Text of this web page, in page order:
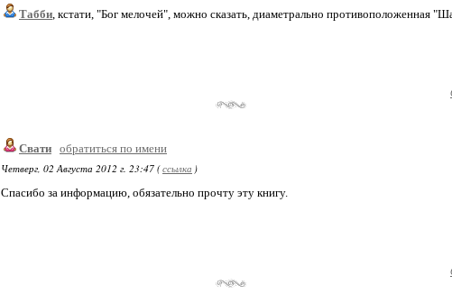
Табби, кстати, "Бог мелочей", можно сказать, диаметрально противоположенная
Свати обратиться по имени
Четверг, 02 Августа 2012 г. 23:47 (ссылка )
Спасибо за информацию, обязательно прочту эту книгу.